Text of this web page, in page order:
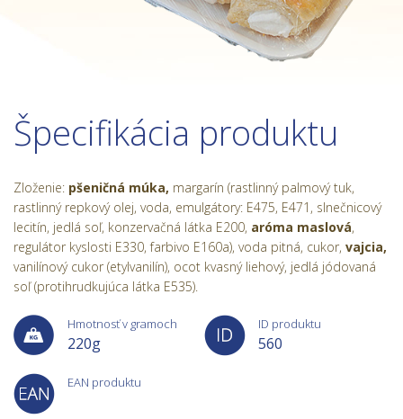
Špecifikácia produktu
Zloženie: pšeničná múka, margarín (rastlinný palmový tuk,
rastlinný repkový olej, voda, emulgátory: E475, E471, slnečnicový
lecitín, jedlá soľ, konzervačná látka E200, aróma maslová,
regulátor kyslosti E330, farbivo E160a), voda pitná, cukor, vajcia,
vanilínový cukor (etylvanilín), ocot kvasný liehový, jedlá jódovaná
soľ (protihrudkujúca látka E535).
Hmotnosť v gramoch
220g
ID produktu
560
EAN produktu